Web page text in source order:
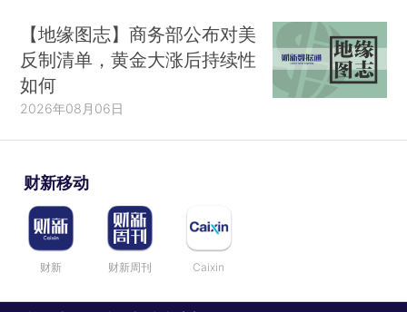
【地缘图志】商务部公布对美
反制清单，黄金大涨后持续性
如何
2026年08月06日
财新移动
财新 财新周刊 Caixin